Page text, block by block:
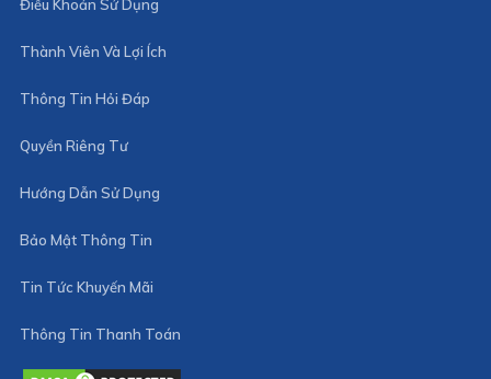
Điều Khoản Sử Dụng
Thành Viên Và Lợi Ích
Thông Tin Hỏi Đáp
Quyền Riêng Tư
Hướng Dẫn Sử Dụng
Bảo Mật Thông Tin
Tin Tức Khuyến Mãi
Thông Tin Thanh Toán